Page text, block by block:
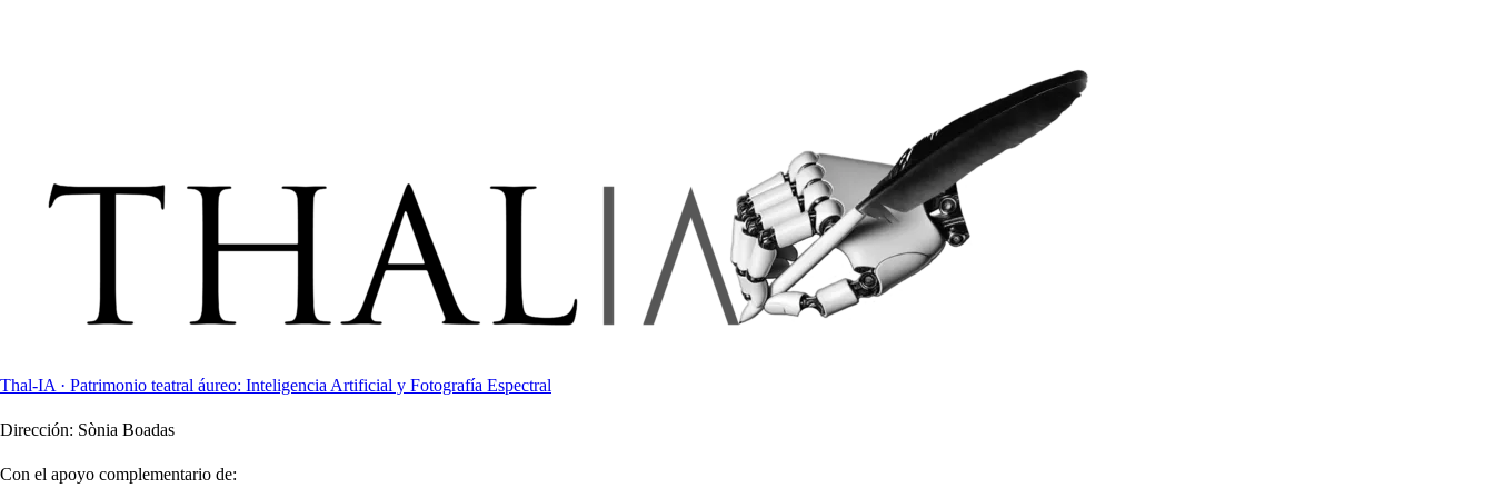
Thal-IA · Patrimonio teatral áureo: Inteligencia Artificial y Fotografía Espectral
Dirección: Sònia Boadas
Con el apoyo complementario de: